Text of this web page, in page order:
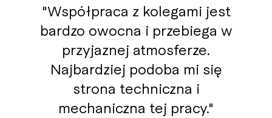
Współpraca z kolegami jest
bardzo owocna i przebiega w
przyjaznej atmosferze.
Najbardziej podoba mi się
strona techniczna i
mechaniczna tej pracy.